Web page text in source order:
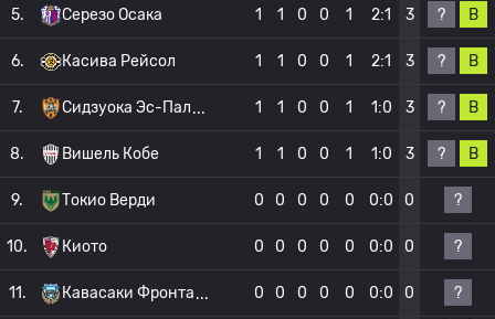
5. Серезо Осака 1 1 0 0 1 2:1 3 ? В
6. Касива Рейсол 1 1 0 0 1 2:1 3 ? В
7. Сидзуока Эс-Пал 1 1 0 0 1 1:0 3 ? В
8. Вишель Кобе 1 1 0 0 1 1:0 3 ? В
9. Токио Верди 0 0 0 0 0 0:0 0 ?
10. Киото 0 0 0 0 0 0:0 0 ?
11. Кавасаки Фронта 0 0 0 0 0 0:0 0 ?